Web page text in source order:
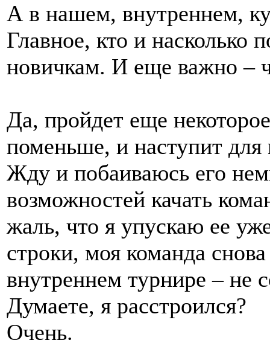
А в нашем, внутреннем,
Главное, кто и насколько
новичкам. И еще важно –
Да, пройдет еще
поменьше, и наступит
Жду и побаиваюсь его
возможностей качать
жаль, что я упускаю ее
строки, моя команда
внутреннем турнире – не
Думаете, я расстроился?
Очень.